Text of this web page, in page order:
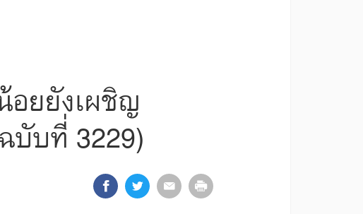
อยยังเผชิญ
บับที่ 3229)